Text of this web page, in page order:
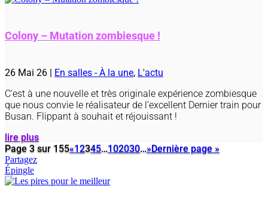
Colony – Mutation zombiesque !
26 Mai 26 En salles - À la une, L'actu
C’est à une nouvelle et très originale expérience zombiesque
que nous convie le réalisateur de l’excellent Dernier train pour
Busan. Flippant à souhait et réjouissant !
lire plus
Page 3 sur 155«12345…102030…» Dernière page »
Partagez
Épingle